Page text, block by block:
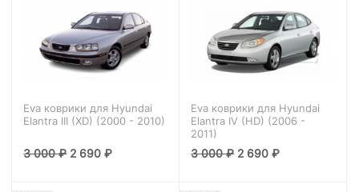
Eva коврики для Hyundai
Elantra III (XD) (2000 - 2010)
3 000₽ 2 690₽
Eva коврики для Hyundai
Elantra IV (HD) (2006 -
2011)
3 000₽ 2 690₽